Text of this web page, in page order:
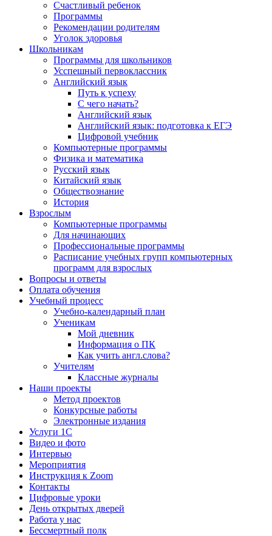
Счастливый ребенок
Программы
Рекомендации родителям
Уголок здоровья
Школьникам
Программы для школьников
Усспешный первоклассник
Английский язык
Путь к успеху
С чего начать?
Английский язык
Английский язык: подготовка к ЕГЭ
Цифровой учебник
Компьютерные программы
Физика и математика
Русский язык
Китайский язык
Обществознание
История
Взрослым
Компьютерные программы
Для начинающих
Профессиональные программы
Расписание учебных групп компьютерных
программ для взрослых
Вопросы и ответы
Оплата обучения
Учебный процесс
Учебно-календарный план
Ученикам
Мой дневник
Информация о ПК
Как учить англ.слова?
Учителям
Классные журналы
Наши проекты
Метод проектов
Конкурсные работы
Электронные издания
Услуги 1C
Видео и фото
Интервью
Мероприятия
Инструкция к Zoom
Контакты
Цифровые уроки
День открытых дверей
Работа у нас
Бессмертный полк